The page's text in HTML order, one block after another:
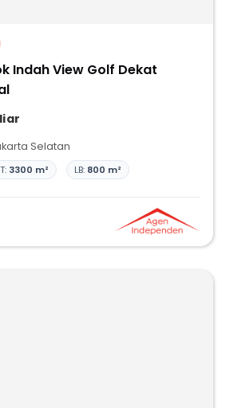
Indah View Golf Dekat
Selatan
3300 m² LB: 800 m²